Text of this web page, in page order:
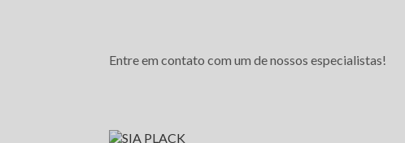
Entre em contato com um de nossos especialistas!